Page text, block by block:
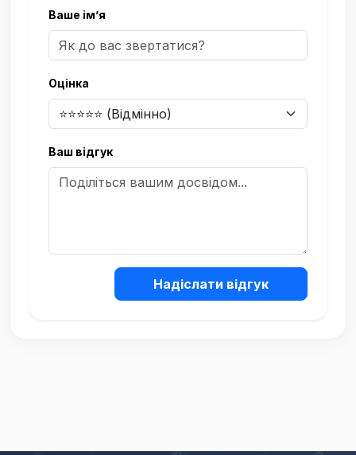
Ваше ім’я
Оцінка
Ваш відгук
Надіслати відгук